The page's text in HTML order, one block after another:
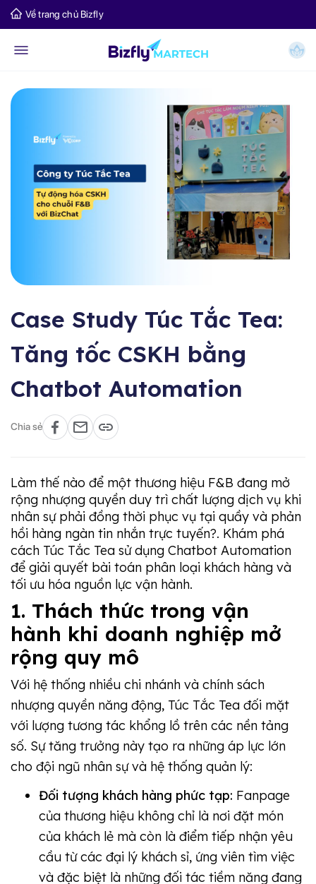
Về trang chủ Bizfly
Case Study Túc Tắc Tea:
Tăng tốc CSKH bằng
Chatbot Automation
Chia sẻ
Làm thế nào để một thương hiệu F&B đang mở
rộng nhượng quyền duy trì chất lượng dịch vụ khi
nhân sự phải đồng thời phục vụ tại quầy và phản
hồi hàng ngàn tin nhắn trực tuyến?. Khám phá
cách Túc Tắc Tea sử dụng Chatbot Automation
để giải quyết bài toán phân loại khách hàng và
tối ưu hóa nguồn lực vận hành.
1. Thách thức trong vận
hành khi doanh nghiệp mở
rộng quy mô
Với hệ thống nhiều chi nhánh và chính sách
nhượng quyền năng động, Túc Tắc Tea đối mặt
với lượng tương tác khổng lồ trên các nền tảng
số. Sự tăng trưởng này tạo ra những áp lực lớn
cho đội ngũ nhân sự và hệ thống quản lý:
Đối tượng khách hàng phức tạp: Fanpage
của thương hiệu không chỉ là nơi đặt món
của khách lẻ mà còn là điểm tiếp nhận yêu
cầu từ các đại lý khách sỉ, ứng viên tìm việc
và đặc biệt là những đối tác tiềm năng đang